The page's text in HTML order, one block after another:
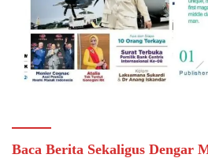
Baca Berita Sekaligus